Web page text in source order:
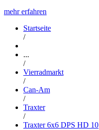
mehr erfahren
Startseite
/
...
/
Vierradmarkt
/
Can-Am
/
Traxter
/
Traxter 6x6 DPS HD 10